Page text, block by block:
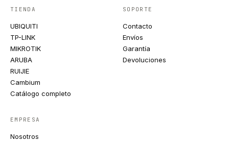
TIENDA
UBIQUITI
TP-LINK
MIKROTIK
ARUBA
RUIJIE
Cambium
Catálogo completo
SOPORTE
Contacto
Envíos
Garantía
Devoluciones
EMPRESA
Nosotros